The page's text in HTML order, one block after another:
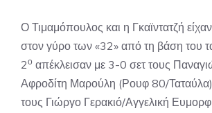
Ο Τιμαμόπουλος και η Γκαϊντατζή
στον γύρο των «32» από τη βάση του
2ο απέκλεισαν με 3-0 σετ τους
Αφροδίτη Μαρούλη (Ρουφ 80/
τους Γιώργο Γερακιό/Αγγελική